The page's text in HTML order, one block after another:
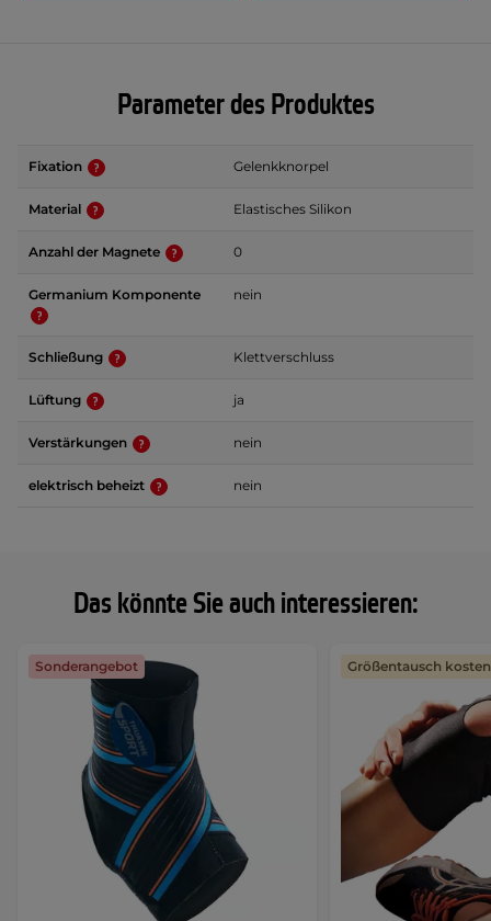
Das könnte Sie auch interessieren:
Sonderangebot Größentausch
Parameter des Produktes
Fixation Gelenkknorpel
Material Elastisches Silikon
Anzahl der Magnete 0
Germanium Komponente nein
Schließung Klettverschluss
Lüftung ja
Verstärkungen nein
elektrisch beheizt nein